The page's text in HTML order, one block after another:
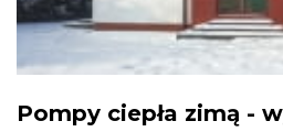
Pompy ciepła zimą -